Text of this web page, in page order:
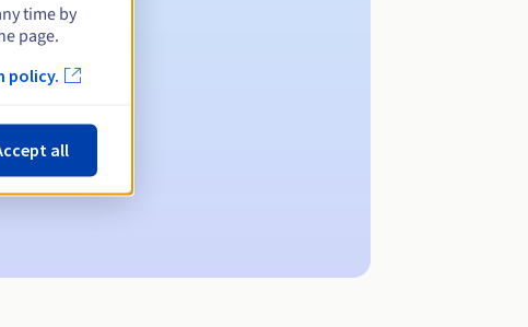
time by
page.
policy.
all